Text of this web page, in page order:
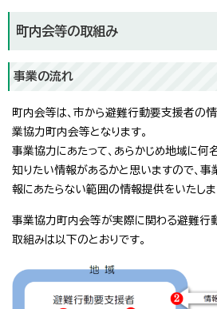
町内会等の取組み
事業の流れ
町内会等は、市から避難行動要支援者の
業協力町内会等となります。
事業協力にあたって、あらかじめ地域に
知りたい情報があるかと思いますので、
報にあたらない範囲の情報提供をいたしま
事業協力町内会等が実際に関わる避難行
取組みは以下のとおりです。